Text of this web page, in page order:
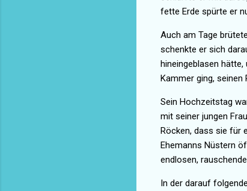
fette Erde spürte er
Auch am Tage
schenkte er sich
hineingeblasen
Kammer ging, seinen
Sein Hochzeitstag
mit seiner jungen
Röcken, dass sie für
Ehemanns Nüstern
endlosen,
In der darauf